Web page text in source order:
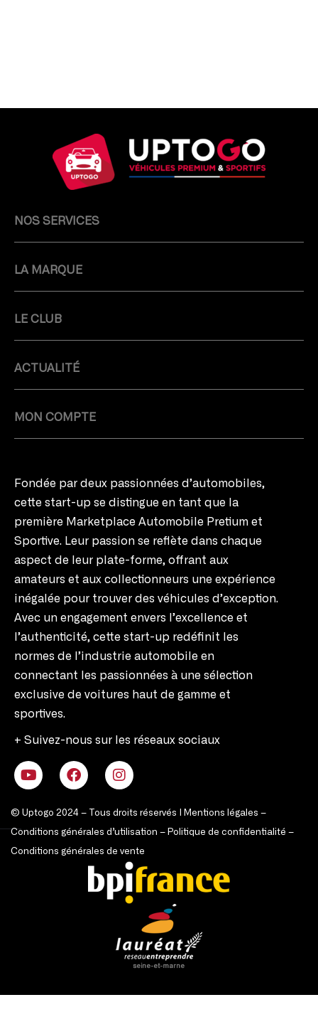
NOS SERVICES
LA MARQUE
LE CLUB
ACTUALITÉ
MON COMPTE
Fondée par deux passionnées d’automobiles,
cette start-up se distingue en tant que la
première Marketplace Automobile Pretium et
Sportive. Leur passion se reflète dans chaque
aspect de leur plate-forme, offrant aux
amateurs et aux collectionneurs une expérience
inégalée pour trouver des véhicules d’exception.
Avec un engagement envers l’excellence et
l’authenticité, cette start-up redéfinit les
normes de l’industrie automobile en
connectant les passionnées à une sélection
exclusive de voitures haut de gamme et
sportives.
+ Suivez-nous sur les réseaux sociaux
© Uptogo 2024 – Tous droits réservés | Mentions légales –
Conditions générales d’utilisation – Politique de confidentialité –
Conditions générales de vente